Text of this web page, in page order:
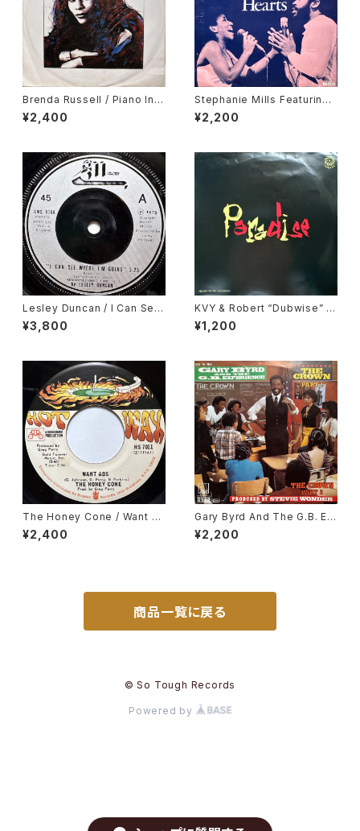
Brenda Russell / Piano In T
he Dark
¥2,400
Stephanie Mills Featuring
Teddy Pendergrass / Two
Hearts
¥2,200
Lesley Duncan / I Can See
Where I'm Going
¥3,800
KVY & Robert “Dubwise” Br
owne / Paradise / Dub Par
adise
¥1,200
The Honey Cone / Want A
ds
¥2,400
Gary Byrd And The G.B. Ex
perience / The Crown
¥2,200
商品一覧に戻る
© So Tough Records
Powered by